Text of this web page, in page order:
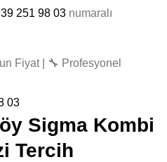
251 98 03 numaralı
Fiyat | 🔧 Profesyonel
03
Sigma Kombi
Tercih